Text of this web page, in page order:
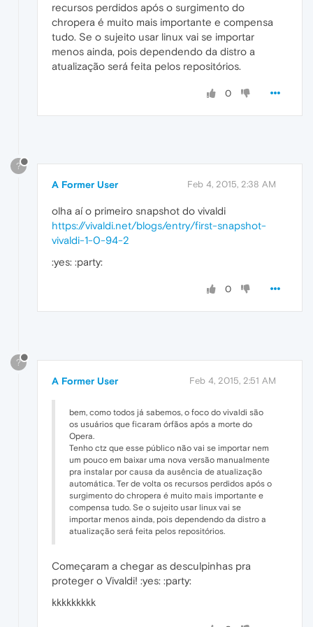
recursos perdidos após o surgimento do
chropera é muito mais importante e compensa
tudo. Se o sujeito usar linux vai se importar
menos ainda, pois dependendo da distro a
atualização será feita pelos repositórios.
0
?
A Former User Feb 4, 2015, 2:38 AM
olha aí o primeiro snapshot do vivaldi
https://vivaldi.net/blogs/entry/first-snapshot-
vivaldi-1-0-94-2
:yes: :party:
0
?
A Former User Feb 4, 2015, 2:51 AM
bem, como todos já sabemos, o foco do vivaldi são
os usuários que ficaram órfãos após a morte do
Opera.
Tenho ctz que esse público não vai se importar nem
um pouco em baixar uma nova versão manualmente
pra instalar por causa da ausência de atualização
automática. Ter de volta os recursos perdidos após o
surgimento do chropera é muito mais importante e
compensa tudo. Se o sujeito usar linux vai se
importar menos ainda, pois dependendo da distro a
atualização será feita pelos repositórios.
Começaram a chegar as desculpinhas pra
proteger o Vivaldi! :yes: :party:
kkkkkkkkk